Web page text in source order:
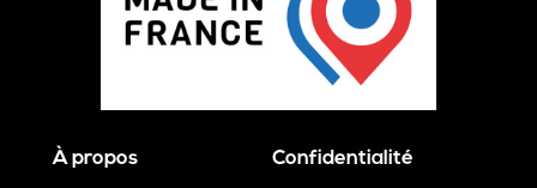
À propos Confidentialité